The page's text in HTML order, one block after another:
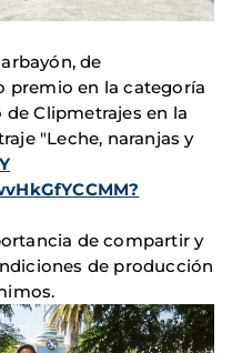
de
premio en la categoría
Clipmetrajes en la
"Leche, naranjas y
de compartir y
de producción